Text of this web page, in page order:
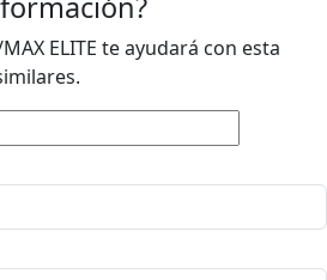
ELITE te ayudará con esta